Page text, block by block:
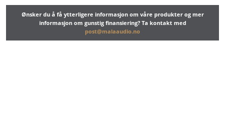
Ønsker du å få ytterligere informasjon om våre produkter og mer
informasjon om gunstig finansiering? Ta kontakt med
post@malaaudio.no